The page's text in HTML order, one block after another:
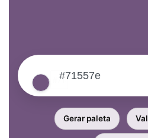
Gerar paleta